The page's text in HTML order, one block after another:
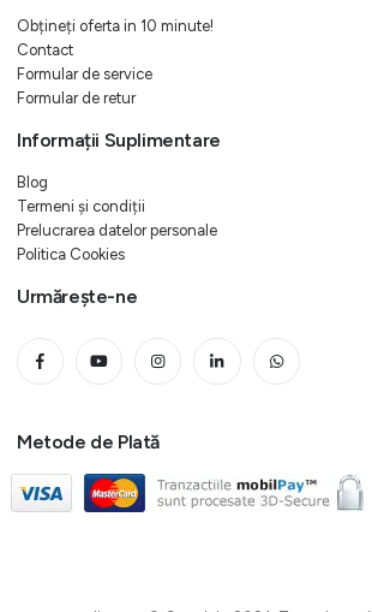
Obțineți oferta in 10 minute!
Contact
Formular de service
Formular de retur
Informații Suplimentare
Blog
Termeni și condiții
Prelucrarea datelor personale
Politica Cookies
Urmărește-ne
Metode de Plată